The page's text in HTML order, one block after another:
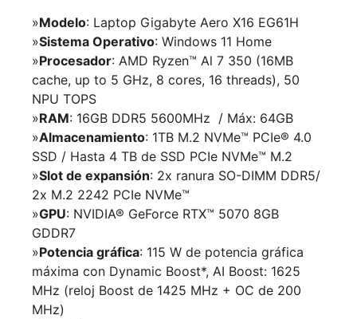
»Modelo: Laptop Gigabyte Aero X16 EG61H
»Sistema Operativo: Windows 11 Home
»Procesador: AMD Ryzen™ Al 7 350 (16MB
cache, up to 5 GHz, 8 cores, 16 threads), 50
NPU TOPS
»RAM: 16GB DDR5 5600MHz / Máx: 64GB
»Almacenamiento: 1TB M.2 NVMe™ PCIe® 4.0
SSD / Hasta 4 TB de SSD PCIe NVMe™ M.2
»Slot de expansión: 2x ranura SO-DIMM DDR5/
2x M.2 2242 PCIe NVMe™
»GPU: NVIDIA® GeForce RTX™ 5070 8GB
GDDR7
»Potencia gráfica: 115 W de potencia gráfica
máxima con Dynamic Boost*, AI Boost: 1625
MHz (reloj Boost de 1425 MHz + OC de 200
MHz)